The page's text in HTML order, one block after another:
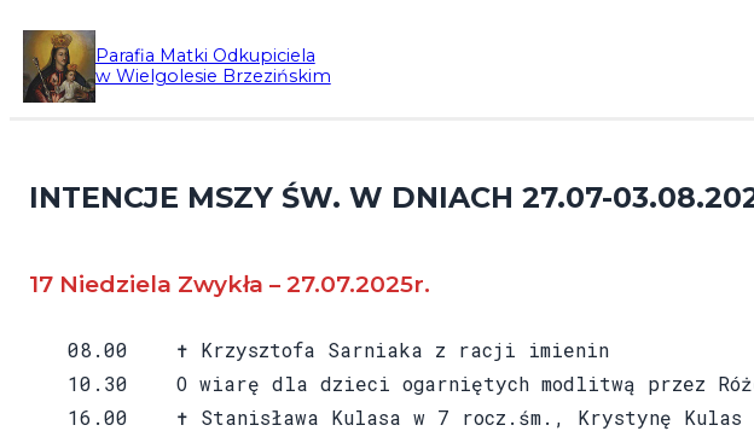
Przejdź
do
treści
Parafia Matki Odkupiciela
w Wielgolesie Brzezińskim
INTENCJE MSZY ŚW. W DNIACH 27.07-
17 Niedziela Zwykła – 27.07.2025r.
08.00 ✝ Krzysztofa Sarniaka z racji imienin
10.30 O wiarę dla dzieci ogarniętych modlitwą przez Róże
16.00 ✝ Stanisława Kulasa w 7 rocz.śm., Krystynę Kulas